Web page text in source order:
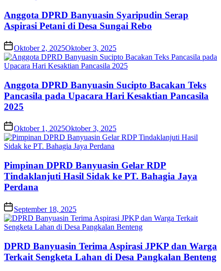
Anggota DPRD Banyuasin Syaripudin Serap
Aspirasi Petani di Desa Sungai Rebo
Oktober 2, 2025Oktober 3, 2025
Anggota DPRD Banyuasin Sucipto Bacakan Teks
Pancasila pada Upacara Hari Kesaktian Pancasila
2025
Oktober 1, 2025Oktober 3, 2025
Pimpinan DPRD Banyuasin Gelar RDP
Tindaklanjuti Hasil Sidak ke PT. Bahagia Jaya
Perdana
September 18, 2025
DPRD Banyuasin Terima Aspirasi JPKP dan Warga
Terkait Sengketa Lahan di Desa Pangkalan Benteng